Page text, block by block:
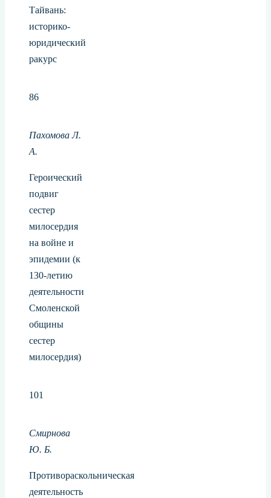
Тайвань:
историко-
юридический
ракурс
86
Пахомова Л.
А.
Героический
подвиг
сестер
милосердия
на войне и
эпидемии (к
130-летию
деятельности
Смоленской
общины
сестер
милосердия)
101
Смирнова
Ю. Б.
Противораскольническая
деятельность